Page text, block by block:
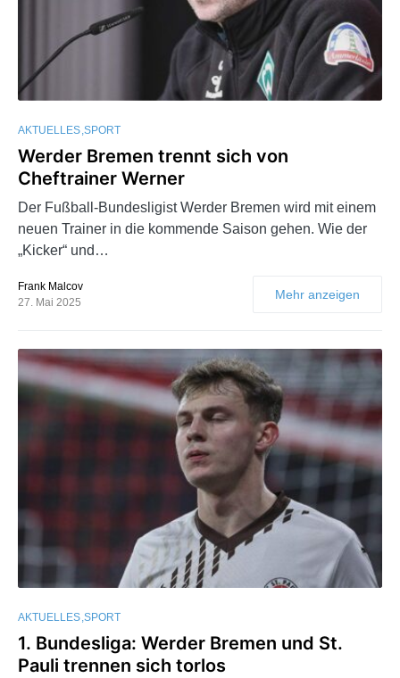
AKTUELLES SPORT
Werder Bremen trennt sich von
Cheftrainer Werner
Der Fußball-Bundesligist Werder Bremen wird mit einem
neuen Trainer in die kommende Saison gehen. Wie der
„Kicker“ und…
Frank Malcov
27. Mai 2025
Mehr anzeigen
AKTUELLES SPORT
1. Bundesliga: Werder Bremen und St.
Pauli trennen sich torlos